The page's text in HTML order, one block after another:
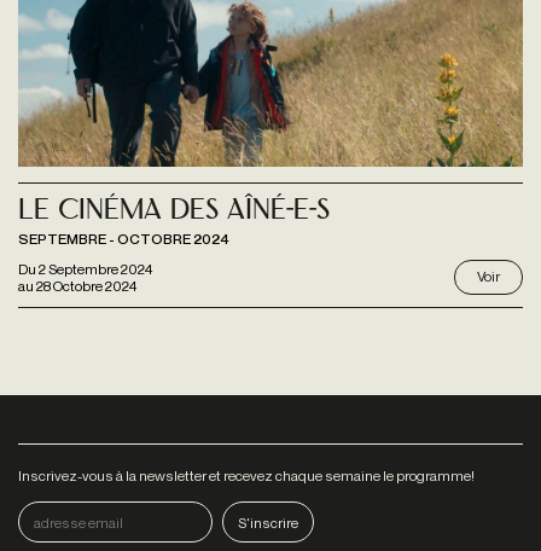
Du 2 Septembre 2024
au 28 Octobre 2024
Le Cinéma des Aîné-e-s
SEPTEMBRE - OCTOBRE 2024
Voir
Inscrivez-vous à la newsletter et recevez chaque semaine le programme!